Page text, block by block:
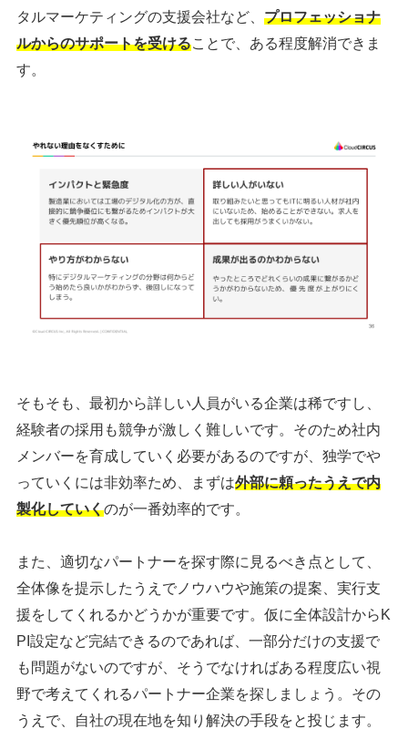
タルマーケティングの支援会社など、 プロフェッショナ
ルからのサポートを受けることで、ある程度解消できま
す。
そもそも、最初から詳しい人員がいる企業は稀ですし、
経験者の採用も競争が激しく難しいです。そのため社内
メンバーを育成していく必要があるのですが、独学でや
っていくには非効率ため、まずは外部に頼ったうえで内
製化していくのが一番効率的です。
また、適切なパートナーを探す際に見るべき点として、
全体像を提示したうえでノウハウや施策の提案、実行支
援をしてくれるかどうかが重要です。仮に全体設計からK
PI設定など完結できるのであれば、一部分だけの支援で
も問題がないのですが、そうでなければある程度広い視
野で考えてくれるパートナー企業を探しましょう。その
うえで、自社の現在地を知り解決の手段をと投じます。